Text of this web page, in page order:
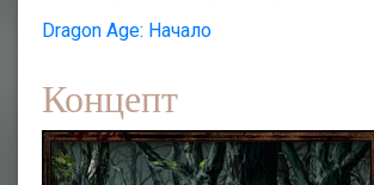
Dragon Age: Начало
Концепт